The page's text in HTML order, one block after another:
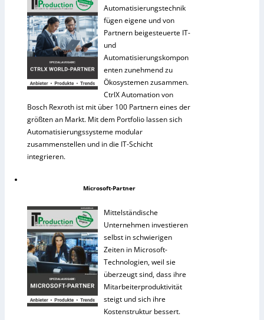
Automatisierungstechnik
fügen eigene und von
Partnern beigesteuerte IT-
und
Automatisierungskompon
enten zunehmend zu
Ökosystemen zusammen.
CtrlX Automation von
Bosch Rexroth ist mit über 100 Partnern eines der
größten an Markt. Mit dem Portfolio lassen sich
Automatisierungssysteme modular
zusammenstellen und in die IT-Schicht
integrieren.
Microsoft-Partner
Mittelständische
Unternehmen investieren
selbst in schwierigen
Zeiten in Microsoft-
Technologien, weil sie
überzeugt sind, dass ihre
Mitarbeiterproduktivität
steigt und sich ihre
Kostenstruktur bessert.